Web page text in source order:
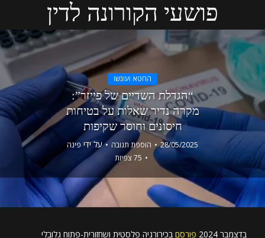
פושעי הקורונה לדין
החטא ועונשו
“הגדלת השדיים של פייזר”:
מקרה נדיר שאלות על בטיחות
חיסונים וחוסר שקיפות
28/05/2025 הוספת תגובה על ידי פינה
75 צפיות
בדצמבר 2024 פורסם בכירורגיה פלסטית ושחזורית-פתוח גלובלי